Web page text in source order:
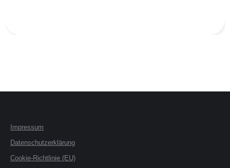
Impressum
Datenschutzerklärung
Cookie-Richtlinie (EU)